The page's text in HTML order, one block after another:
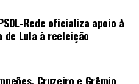
Rede oficializa apoio à
de Lula à reeleição
Cruzeiro e Grêmio